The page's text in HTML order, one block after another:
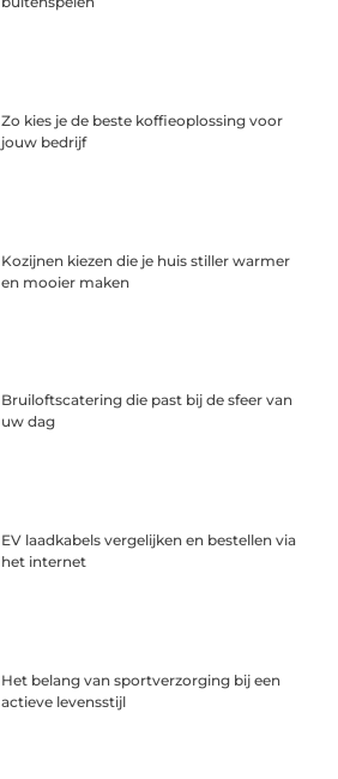
Zo kies je de beste koffieoplossing voor
jouw bedrijf
Kozijnen kiezen die je huis stiller warmer
en mooier maken
Bruiloftscatering die past bij de sfeer van
uw dag
EV laadkabels vergelijken en bestellen via
het internet
Het belang van sportverzorging bij een
actieve levensstijl